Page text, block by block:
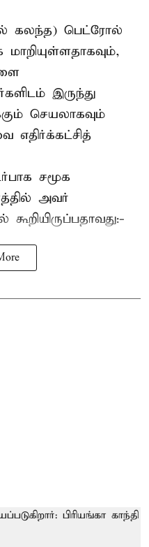
கலந்த) பெட்ரோல்
மாறியுள்ளதாகவும்,
இருந்து
செயலாகவும்
சமூக
அவர்